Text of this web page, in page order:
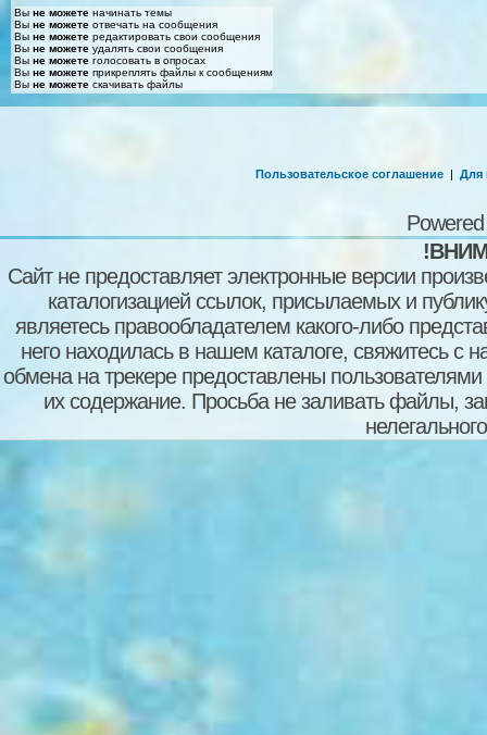
Вы не можете начинать темы
Вы не можете отвечать на сообщения
Вы не можете редактировать свои сообщения
Вы не можете удалять свои сообщения
Вы не можете голосовать в опросах
Вы не можете прикреплять файлы к сообщениям
Вы не можете скачивать файлы
Пользовательское соглашение | Для
Сайт не предоставляет электронные версии
каталогизацией ссылок, присылаемых и
являетесь правообладателем какого-либо
него находилась в нашем каталоге, свяжитесь
обмена на трекере предоставлены пользователями
их содержание. Просьба не заливать файлы,